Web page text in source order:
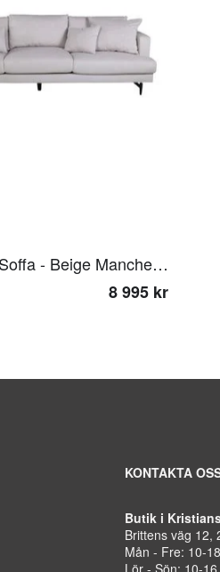
Björkberget Soffa - Beige Manchester
8 995 kr
KONTAKTA
Butik i
Brittens väg 12,
Mån - Fre: 10-18
Lör - Sön: 10-16